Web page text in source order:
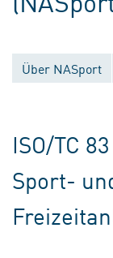
Über NASport
ISO/TC 83
Sport-